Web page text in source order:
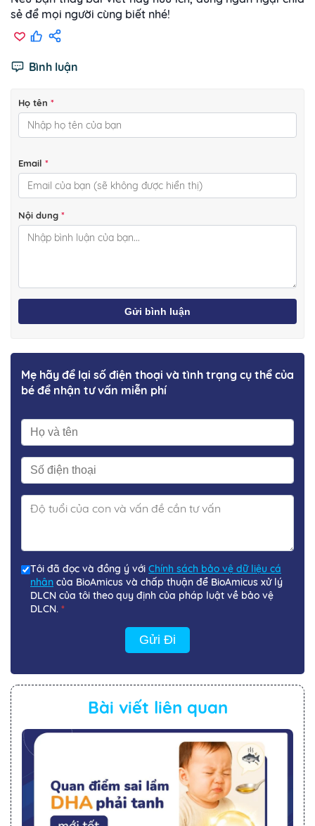
sẻ để mọi người cùng biết nhé!
Bình luận
Họ tên *
Email *
Nội dung *
Gửi bình luận
Mẹ hãy để lại số điện thoại và tình trạng cụ thể của
bé để nhận tư vấn miễn phí
Tôi đã đọc và đồng ý với Chính sách bảo vệ dữ liệu cá
nhân của BioAmicus và chấp thuận để BioAmicus xử lý
DLCN của tôi theo quy định của pháp luật về bảo vệ
DLCN. *
Gửi Đi
Bài viết liên quan